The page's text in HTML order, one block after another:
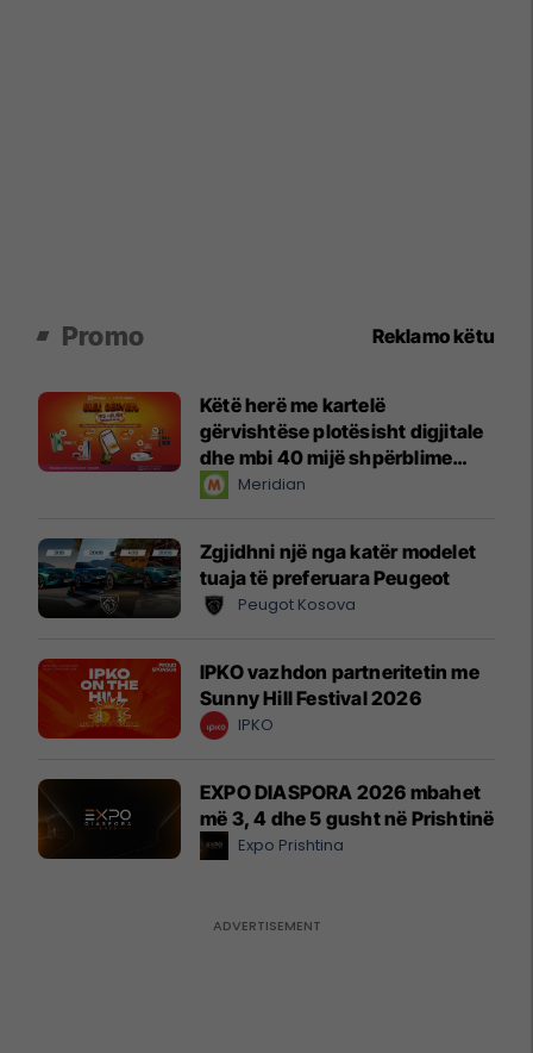
Promo Reklamo këtu
Këtë herë me kartelë
gërvishtëse plotësisht digjitale
dhe mbi 40 mijë shpërblime
instant!Meridian
Zgjidhni një nga katër modelet
tuaja të preferuara Peugeot
Peugot Kosova
IPKO vazhdon partneritetin me
Sunny Hill Festival 2026
IPKO
EXPO DIASPORA 2026 mbahet
më 3, 4 dhe 5 gusht në Prishtinë
Expo Prishtina